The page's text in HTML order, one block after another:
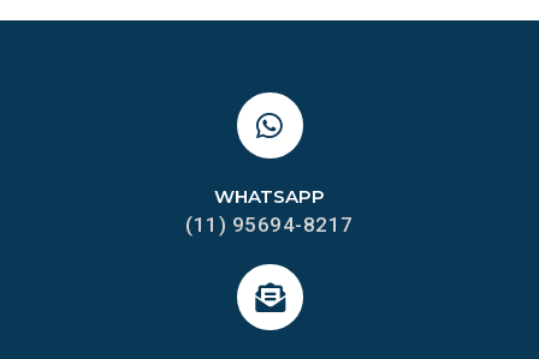
WHATSAPP
(11) 95694-8217